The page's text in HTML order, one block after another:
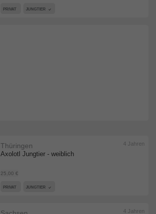
PRIVAT JUNGTIER
Axolotl Jungtier - weiblich
Thüringen
25,00 €
4 Jahren
PRIVAT JUNGTIER
4 Jahren